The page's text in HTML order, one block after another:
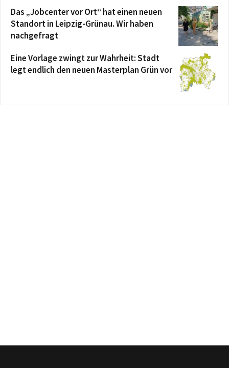
Das „Jobcenter vor Ort“ hat einen neuen
Standort in Leipzig-Grünau. Wir haben
nachgefragt
Eine Vorlage zwingt zur Wahrheit: Stadt
legt endlich den neuen Masterplan Grün vor